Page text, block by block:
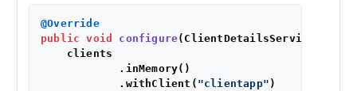
@Override
public
void configure
    clients
            .inMemory()
            .withClient(
"clientapp" )